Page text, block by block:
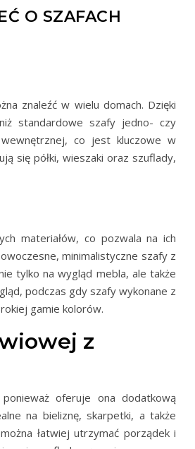
O SZAFACH
znaleźć w wielu domach. Dzięki
standardowe szafy jedno- czy
co jest kluczowe w
się półki, wieszaki oraz szuflady,
materiałów, co pozwala na ich
minimalistyczne szafy z
tylko na wygląd mebla, ale także
podczas gdy szafy wykonane z
gamie kolorów.
z
oferuje ona dodatkową
na bieliznę, skarpetki, a także
łatwiej utrzymać porządek i